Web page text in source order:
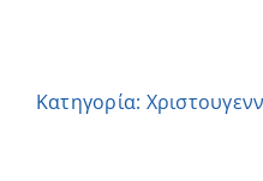
Κατηγορία: